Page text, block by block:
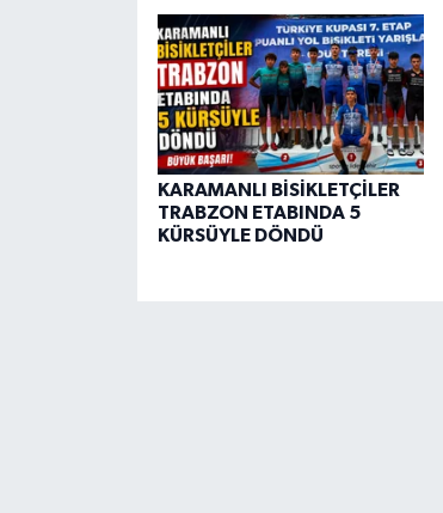
KARAMANLI BİSİKLETÇİLER
TRABZON ETABINDA 5
KÜRSÜYLE DÖNDÜ